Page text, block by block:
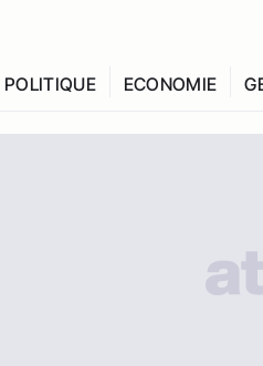
POLITIQUE ECONOMIE